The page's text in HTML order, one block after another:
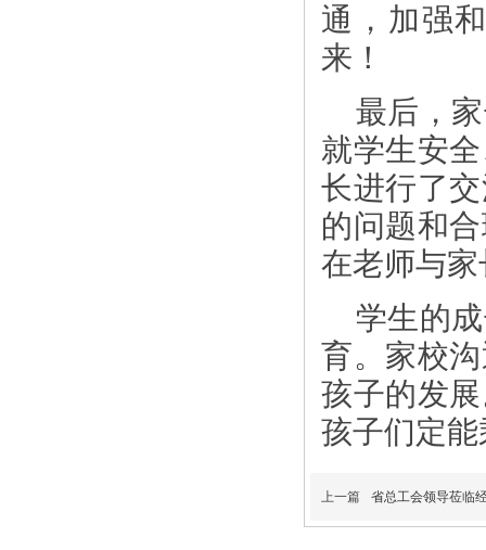
通，加强
来！
最后，
就学生安
长进行了
的问题和
在老师与
学生的
育。家校
孩子的发
孩子们定
上一篇 省总工会领导莅临